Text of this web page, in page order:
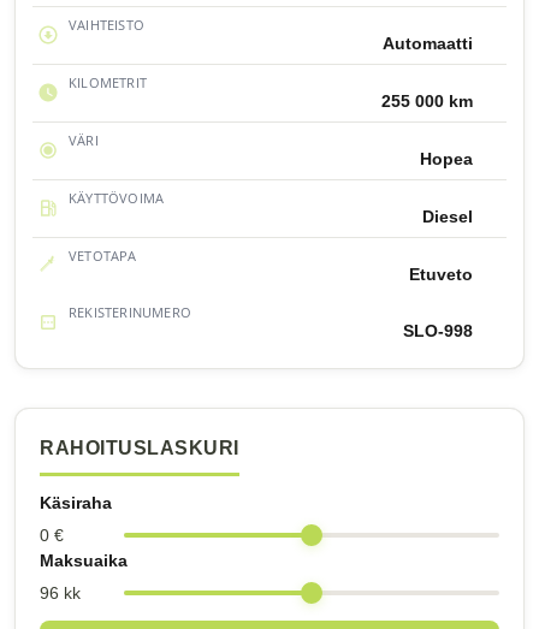
VAIHTEISTO
Automaatti
KILOMETRIT
255 000 km
VÄRI
Hopea
KÄYTTÖVOIMA
Diesel
VETOTAPA
Etuveto
REKISTERINUMERO
SLO-998
RAHOITUSLASKURI
Käsiraha
0 €
Maksuaika
96 kk